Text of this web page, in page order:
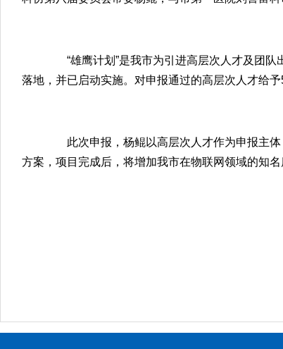
“雄鹰计划”是我市为引进高层次人才及团队
落地，并已启动实施。对申报通过的高层次人才给
此次申报，杨鲲以高层次人才作为申报主体
方案，项目完成后，将增加我市在物联网领域的知